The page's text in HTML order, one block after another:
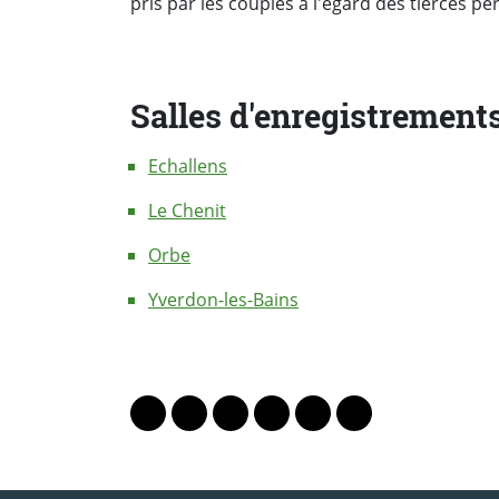
Salles
Echallens
Le Chenit
Orbe
Yverdon-les-Bains
Lien vers le profil Mastodon
Lien vers le profil Bluesky
Lien vers le profil Instagram
Lien vers le profil Linkedin
Lien vers le profil
Lien vers le profil